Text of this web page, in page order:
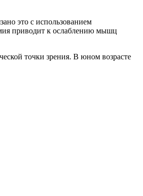
это с использованием
приводит к ослаблению мышц
точки зрения. В юном возрасте